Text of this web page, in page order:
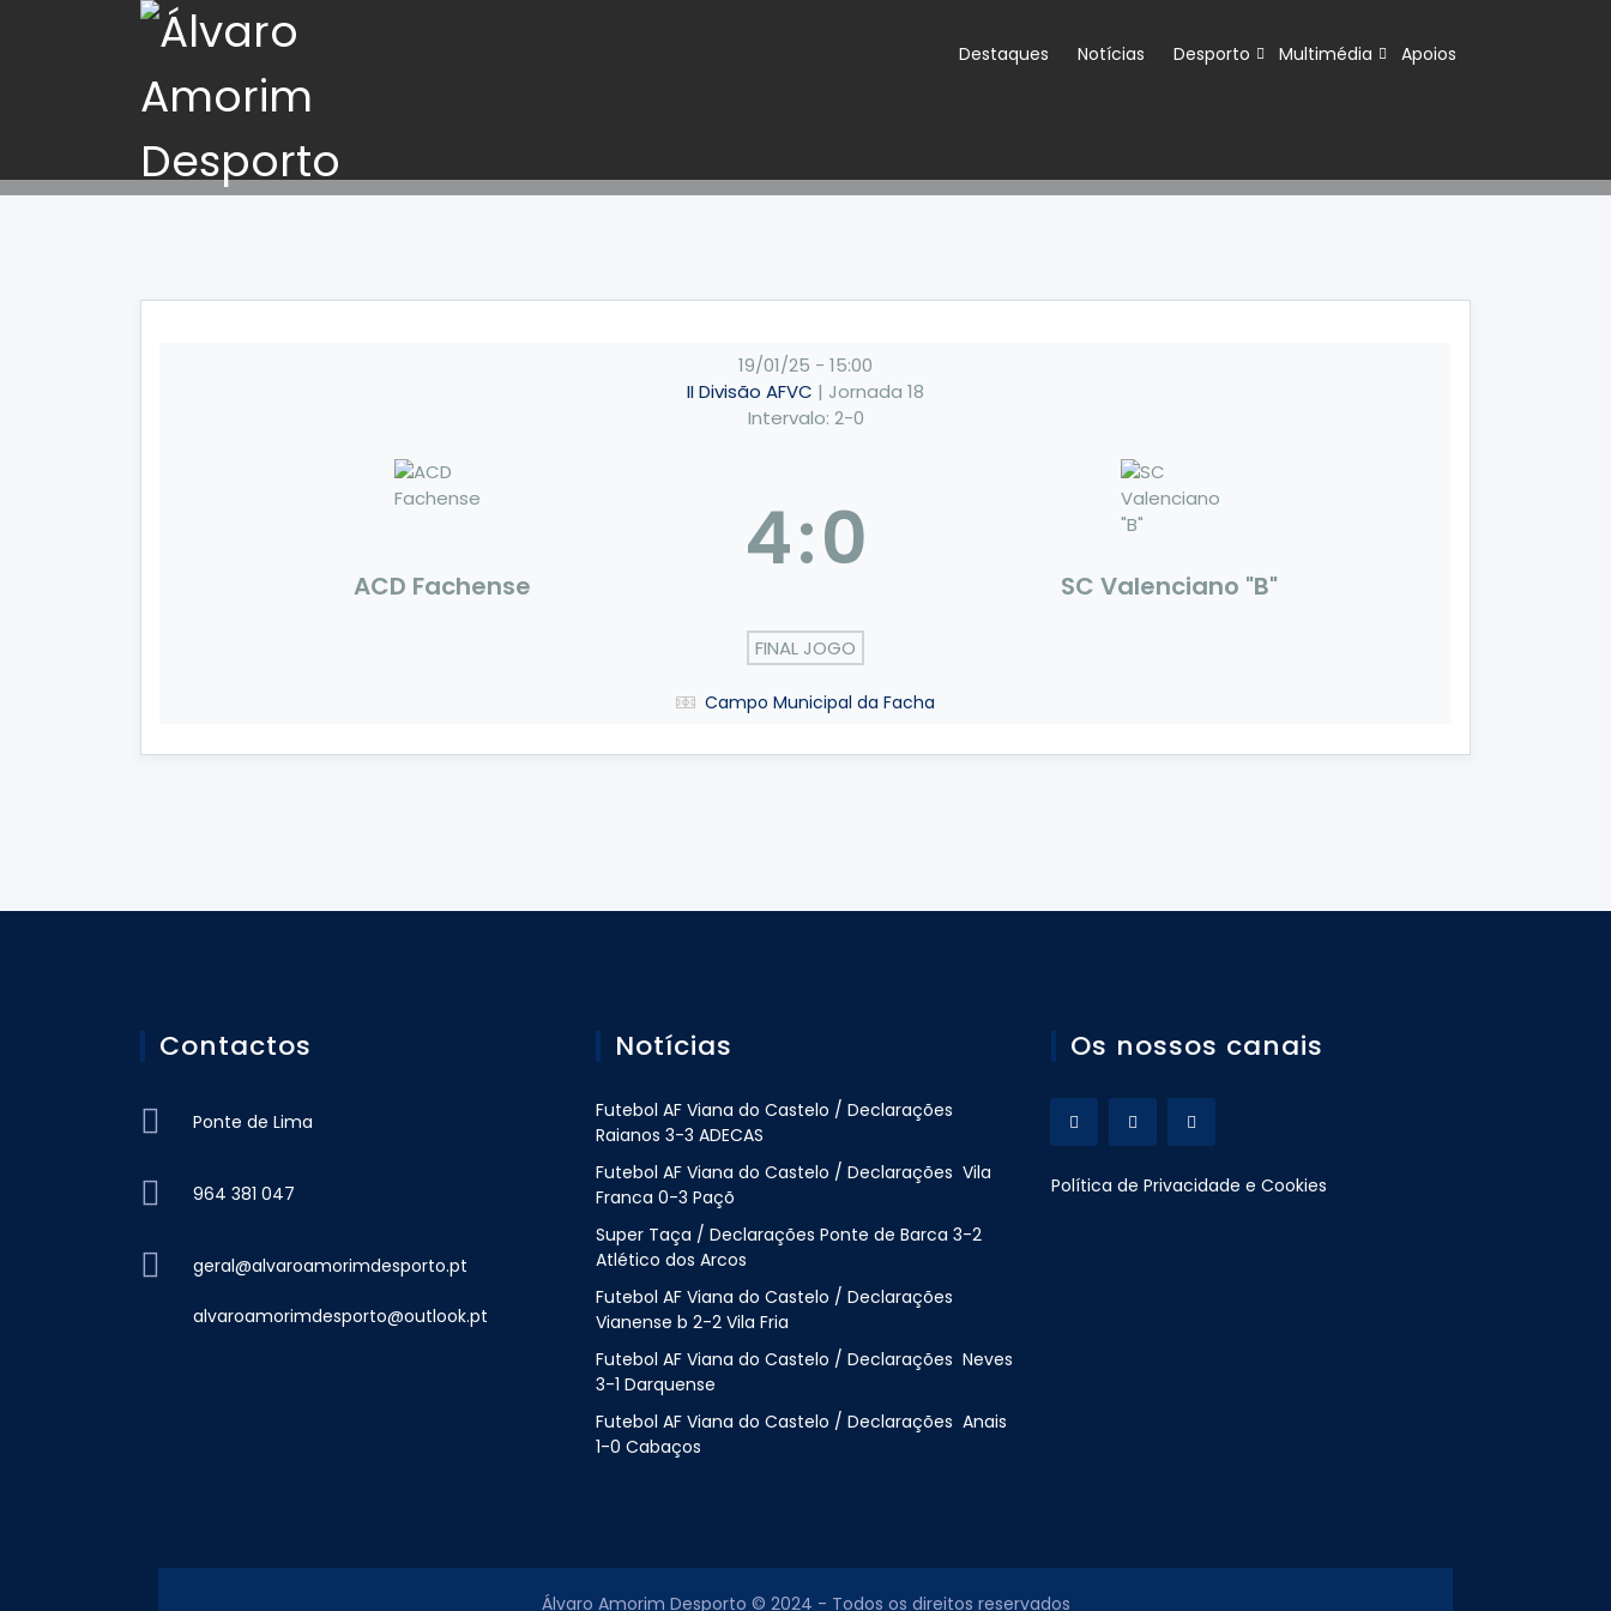
Destaques Notícias Desporto Multimédia Apoios
19/01/25 - 15:00
II Divisão AFVC | Jornada 18
Intervalo: 2-0
ACD Fachense 4:0 SC Valenciano "B"
FINAL JOGO
Campo Municipal da Facha
Contactos
Ponte de Lima
964 381 047
geral@alvaroamorimdesporto.pt
alvaroamorimdesporto@outlook.pt
Notícias
Futebol AF Viana do Castelo / Declarações
Raianos 3-3 ADECAS
Futebol AF Viana do Castelo / Declarações Vila
Franca 0-3 Paçõ
Super Taça / Declarações Ponte de Barca 3-2
Atlético dos Arcos
Futebol AF Viana do Castelo / Declarações
Vianense b 2-2 Vila Fria
Futebol AF Viana do Castelo / Declarações Neves
3-1 Darquense
Futebol AF Viana do Castelo / Declarações Anais
1-0 Cabaços
Os nossos canais
Política de Privacidade e Cookies
Álvaro Amorim Desporto © 2024 - Todos os direitos reservados